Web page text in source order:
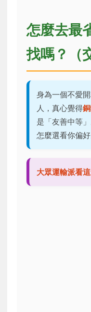
怎麼去最
找嗎？（
身為一個不愛
人，真心覺得
是「友善中等
怎麼選看你偏好
大眾運輸派看這